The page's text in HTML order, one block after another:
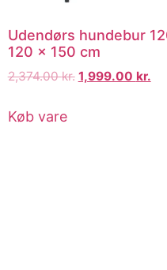
Udendørs hundebur
120 x 150 cm
2,374.00kr. 1,999.00 kr.
Køb vare